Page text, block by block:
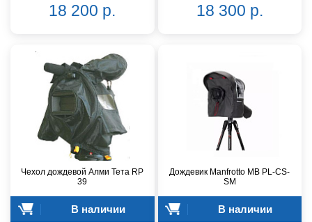
18 200 р. 18 300 р.
Чехол дождевой Алми Тета RP
39
В наличии
Дождевик Manfrotto MB PL-CS-
SM
В наличии